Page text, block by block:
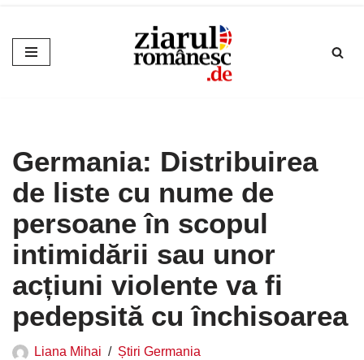
Sari
la
Germania: Distribuirea
de liste cu nume de
persoane în scopul
intimidării sau unor
acțiuni violente va fi
pedepsită cu închisoarea
Liana Mihai Știri Germania